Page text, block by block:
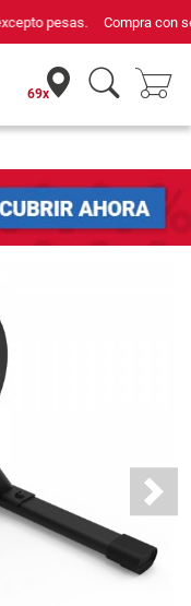
sello de Confianza Online.
69x
Next